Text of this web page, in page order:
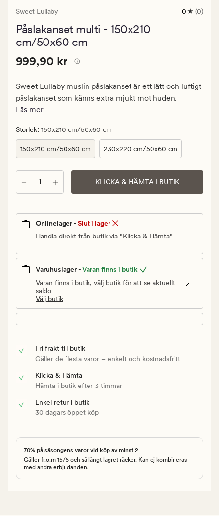
Sweet Lullaby
0
0 (0)
Påslakanset multi - 150x210
cm/50x60 cm
Pris
999,90
Ordinarie
pris
999,90
kr
Pris 999,90 kr
999,90 kr
Sweet Lullaby muslin påslakanset är ett lätt och luftigt
påslakanset som känns extra mjukt mot huden.
Läs mer
Storlek: 150x210 cm/50x60 cm
150x210 cm/50x60 cm 230x220 cm/50x60 cm
Antal KLICKA & HÄMTA I BUTIK
Onlinelager -Slut i lager
Handla direkt från butik via "Klicka & Hämta"
Varuhuslager -Varan finns i butik
Varan finns i butik, välj butik för att se aktuellt
saldo
Välj butik
Fri frakt till butik
Gäller de flesta varor – enkelt och kostnadsfritt
Klicka & Hämta
Hämta i butik efter 3 timmar
Enkel retur i butik
30 dagars öppet köp
70% på säsongens varor vid köp av minst 2
Gäller fr.o.m 15/6 och så långt lagret räcker. Kan ej kombineras
med andra erbjudanden.